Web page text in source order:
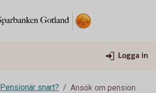
Logga in
Pensionär snart? Ansök om pension